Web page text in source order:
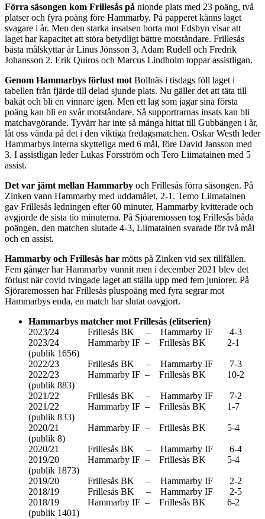
Förra säsongen kom Frillesås på nionde plats med 23 poäng, två
platser och fyra poäng före Hammarby. På papperet känns laget
svagare i år. Men den starka insatsen borta mot Edsbyn visar att
laget har kapacitet att störa betydligt bättre motståndare. Frillesås
bästa målskyttar är Linus Jönsson 3, Adam Rudell och Fredrik
Johansson 2. Erik Quiros och Marcus Lindholm toppar assistligan.
Genom Hammarbys förlust mot Bollnäs i tisdags föll laget i
tabellen från fjärde till delad sjunde plats. Nu gäller det att täta till
bakåt och bli en vinnare igen. Men ett lag som jagar sina första
poäng kan bli en svår motståndare. Så supportrarnas insats kan bli
matchavgörande. Tyvärr har inte så många hittat till Gubbängen i år,
låt oss vända på det i den viktiga fredagsmatchen. Oskar Westh leder
Hammarbys interna skytteliga med 6 mål, före David Jansson med
3. I assistligan leder Lukas Forsström och Tero Liimatainen med 5
assist.
Det var jämt mellan Hammarby och Frillesås förra säsongen. På
Zinken vann Hammarby med uddamålet, 2-1. Temo Liimatainen
gav Frillesås ledningen efter 60 minuter, Hammarby kvitterade och
avgjorde de sista tio minuterna. På Sjöaremossen tog Frillesås båda
poängen, den matchen slutade 4-3, Liimatainen svarade för två mål
och en assist.
Hammarby och Frillesås har mötts på Zinken vid sex tillfällen.
Fem gånger har Hammarby vunnit men i december 2021 blev det
förlust när covid tvingade laget att ställa upp med fem juniorer. På
Sjöraremossen har Frillesås pluspoäng med fyra segrar mot
Hammarbys enda, en match har slutat oavgjort.
Hammarbys matcher mot Frillesås (elitserien)
2023/24 Frillesås BK – Hammarby IF 4-3
2023/24 Hammarby IF – Frillesås BK 2-1
(publik 1656)
2022/23 Frillesås BK – Hammarby IF 7-3
2022/23 Hammarby IF – Frillesås BK 10-2
(publik 883)
2021/22 Frillesås BK – Hammarby IF 7-2
2021/22 Hammarby IF – Frillesås BK 1-7
(publik 833)
2020/21 Hammarby IF – Frillesås BK 5-4
(publik 8)
2020/21 Frillesås BK – Hammarby IF 6-4
2019/20 Hammarby IF – Frillesås BK 5-4
(publik 1873)
2019/20 Frillesås BK – Hammarby IF 2-2
2018/19 Frillesås BK – Hammarby IF 2-5
2018/19 Hammarby IF – Frillesås BK 6-2
(publik 1401)